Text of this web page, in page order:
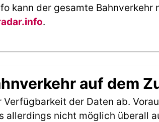
kann der gesamte
.
auf dem
Verfügbarkeit der Daten ab.
allerdings nicht möglich überall